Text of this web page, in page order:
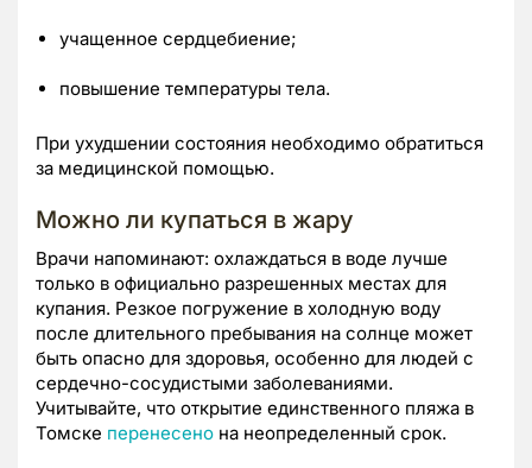
учащенное сердцебиение;
повышение температуры тела.
При ухудшении состояния необходимо обратиться
за медицинской помощью.
Можно ли купаться в жару
Врачи напоминают: охлаждаться в воде лучше
только в официально разрешенных местах для
купания. Резкое погружение в холодную воду
после длительного пребывания на солнце может
быть опасно для здоровья, особенно для людей с
сердечно-сосудистыми заболеваниями.
Учитывайте, что открытие единственного пляжа в
Томске перенесено на неопределенный срок.